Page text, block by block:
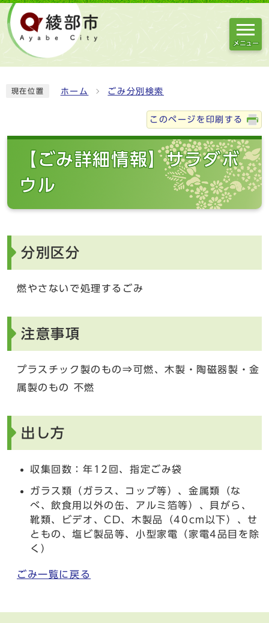
メニュー
現在位置 ホーム ごみ分別検索
このページを印刷する
【ごみ詳細情報】サラダボ
ウル
分別区分
燃やさないで処理するごみ
注意事項
プラスチック製のもの⇒可燃、木製・陶磁器製・金
属製のもの 不燃
出し方
収集回数：年12回、指定ごみ袋
ガラス類（ガラス、コップ等）、金属類（な
べ、飲食用以外の缶、アルミ箔等）、貝がら、
靴類、ビデオ、CD、木製品（40cm以下）、せ
ともの、塩ビ製品等、小型家電（家電4品目を除
く）
ごみ一覧に戻る